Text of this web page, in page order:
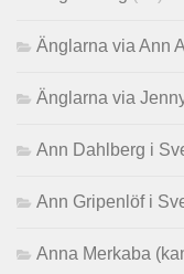
Änglarna via Ann
Änglarna via
Ann Dahlberg i
Ann Gripenlöf i
Anna Merkaba